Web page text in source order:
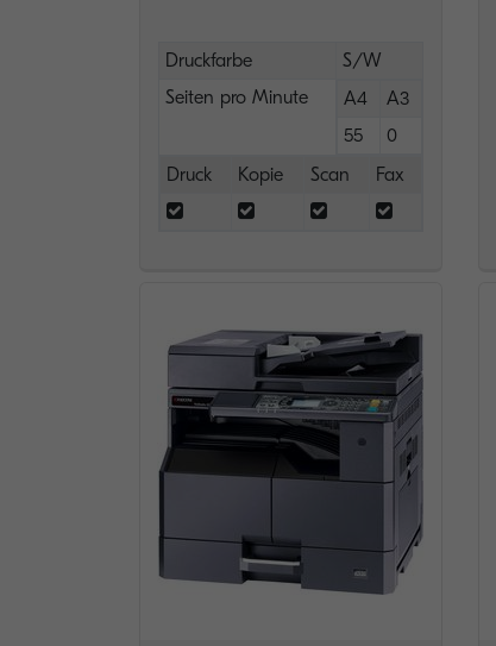
Druckfarbe
S/W
Seiten pro Minute
A4
A3
55
0
Druck
Kopie Scan Fax